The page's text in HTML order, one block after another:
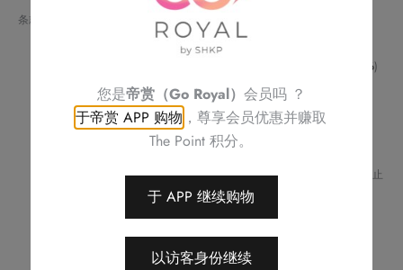
糬
条款与细则：
2622 6256)
与酒店职员联络
不可补发、更换或购买其他产品
订单详情将会透过电话或电邮确认
订单一经确认，不可更改、取消或退款
Royal Delights by Royal Hotels 保留修改优惠条款及细则、更改或终止
此优惠之权利，恕不另行通知
您是帝赏（Go Royal） 会员吗 ？
于帝赏 APP 购物 ，尊享会员优惠并赚取
The Point 积分。
于 APP 继续购物
以访客身份继续